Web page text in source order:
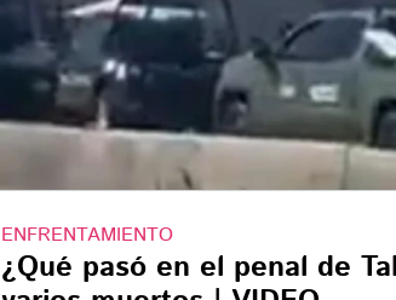
ENFRENTAMIENTO
¿Qué pasó en el penal de